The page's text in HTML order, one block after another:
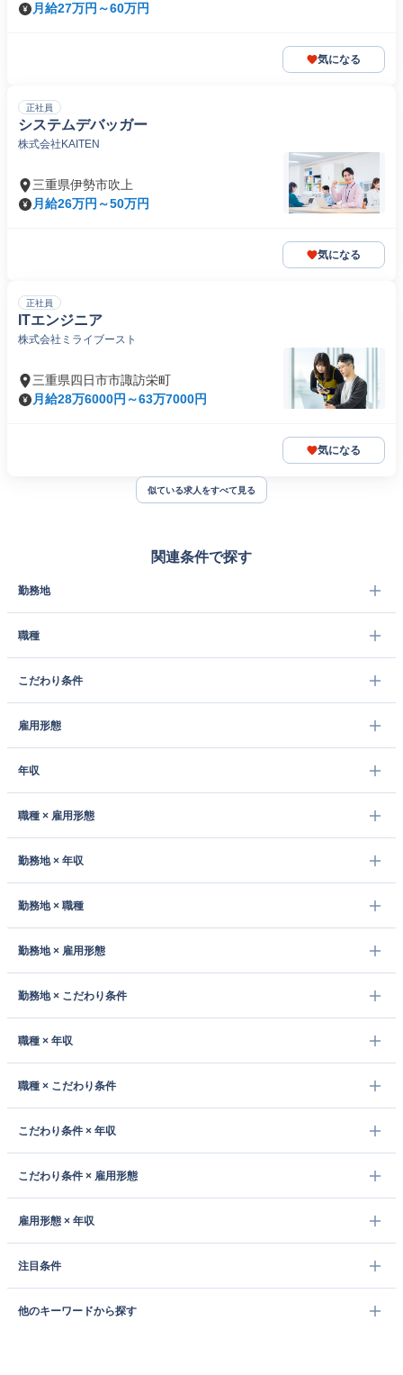
月給27万円～60万円
気になる
正社員
システムデバッガー
株式会社KAITEN
三重県伊勢市吹上
月給26万円～50万円
気になる
正社員
ITエンジニア
株式会社ミライブースト
三重県四日市市諏訪栄町
月給28万6000円～63万7000円
気になる
似ている求人をすべて見る
関連条件で探す
勤務地
職種
こだわり条件
雇用形態
年収
職種 × 雇用形態
勤務地 × 年収
勤務地 × 職種
勤務地 × 雇用形態
勤務地 × こだわり条件
職種 × 年収
職種 × こだわり条件
こだわり条件 × 年収
こだわり条件 × 雇用形態
雇用形態 × 年収
注目条件
他のキーワードから探す